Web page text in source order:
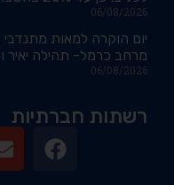
06/08/2026
יום הוקרה למאות מתנדבי
מרחב כרמל- תהילה יאיר
06/08/2026
רשתות חברתיות